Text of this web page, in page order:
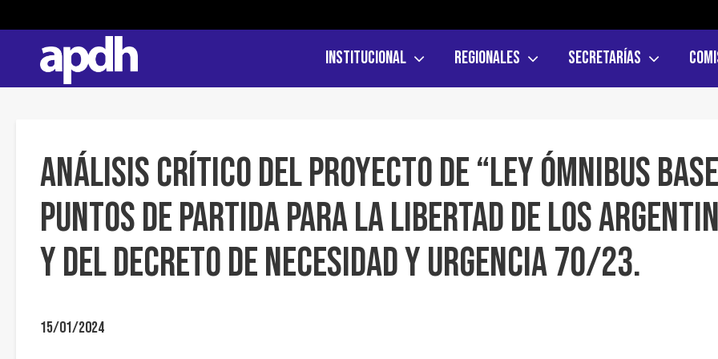
Institucional Regionales Secretarías
ANÁLISIS CRÍTICO DEL PROYECTO DE “LEY ÓMNIBUS
PUNTOS DE PARTIDA PARA LA LIBERTAD DE LOS
Y DEL DECRETO DE NECESIDAD Y URGENCIA 70/23.
15/01/2024